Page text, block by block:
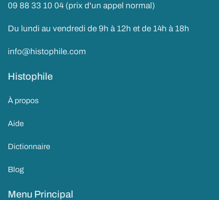
09 88 33 10 04 (prix d'un appel normal)
Du lundi au vendredi de 9h à 12h et de 14h à 18h
info@histophile.com
Histophile
À propos
Aide
Dictionnaire
Blog
Menu Principal